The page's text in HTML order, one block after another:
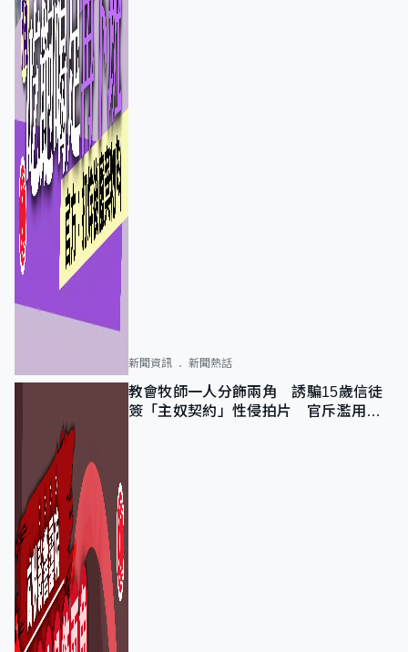
新聞資訊 新聞熱話
教會牧師一人分飾兩角 誘騙15歲信徒
簽「主奴契約」性侵拍片 官斥濫用教